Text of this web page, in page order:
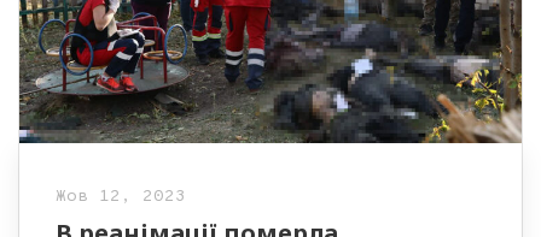
Жов 12, 2023